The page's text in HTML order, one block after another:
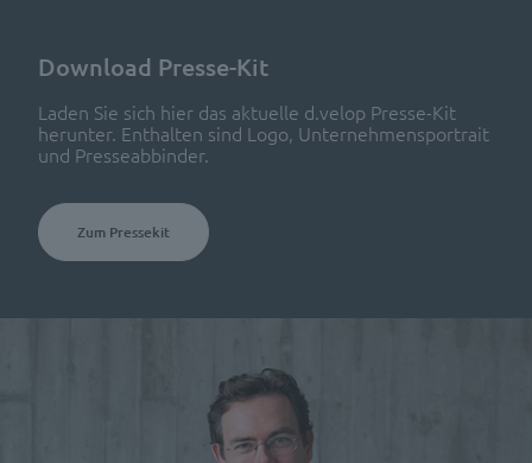
Download Presse-Kit
Laden Sie sich hier das aktuelle d.velop Presse-Kit
herunter. Enthalten sind Logo, Unternehmensportrait
und Presseabbinder.
Zum Pressekit